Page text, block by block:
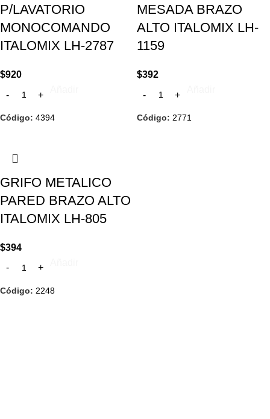
P/LAVATORIO
MONOCOMANDO
ITALOMIX LH-2787
$920
Código: 4394
MESADA BRAZO
ALTO ITALOMIX LH-
1159
$392
Código: 2771
GRIFO METALICO
PARED BRAZO ALTO
ITALOMIX LH-805
$394
Código: 2248